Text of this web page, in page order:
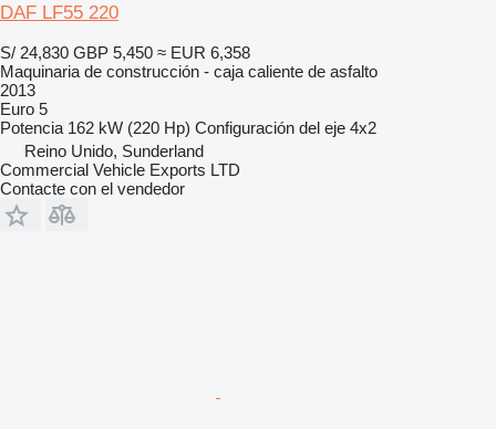
DAF LF55 220
S/ 24,830 GBP 5,450 ≈ EUR 6,358
Maquinaria de construcción - caja caliente de asfalto
2013
Euro 5
Potencia 162 kW (220 Hp) Configuración del eje 4x2
Reino Unido, Sunderland
Commercial Vehicle Exports LTD
Contacte con el vendedor